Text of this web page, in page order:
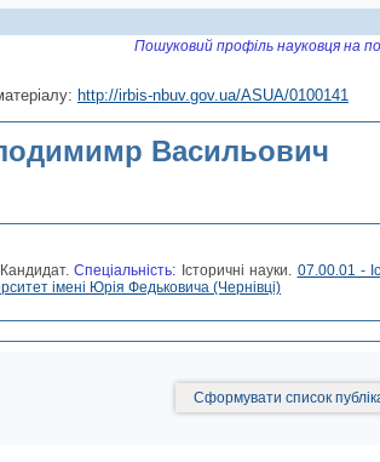
Пошуковий профіль науковця на
http://irbis-nbuv.gov.ua/ASUA/0100141
Васильович
Кандидат.Спеціальність: Історичні науки. 07.00.01 -
імені Юрія Федьковича (Чернівці)
Сформувати список